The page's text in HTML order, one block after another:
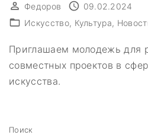
Федоров
09.02.2024
Искусство Культура
Приглашаем молодежь для
совместных проектов в
искусства.
Поиск